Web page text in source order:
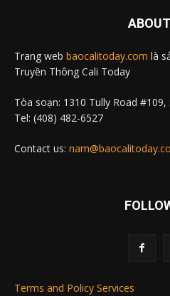
Trang web baocalitoday.com là
Truyền Thông Cali Today
Tòa soạn: 1310 Tully Road #109,
Tel: (408) 482-6527
Contact us:
Terms and Policy Services